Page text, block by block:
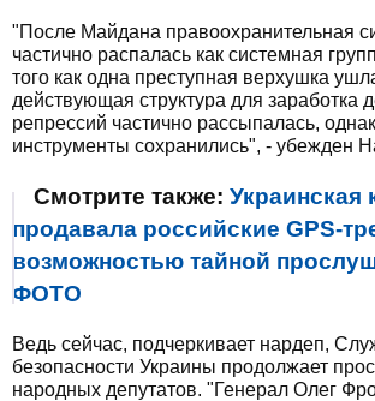
"После Майдана правоохранительная
частично распалась как системная
того как одна преступная верхушка
действующая структура для заработка
репрессий частично рассыпалась,
инструменты сохранились", - убежден
Смотрите также: Украинская
продавала российские GPS-
возможностью тайной
ФОТО
Ведь сейчас, подчеркивает нардеп,
безопасности Украины продолжает
народных депутатов. "Генерал Олег